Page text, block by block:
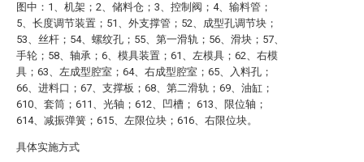
图中：1、机架；2、储料仓；3、控制阀；4、输料管；
5、长度调节装置；51、外支撑管；52、成型孔调节块；
53、丝杆；54、螺纹孔；55、第一滑轨；56、滑块；57、
手轮；58、轴承；6、模具装置；61、左模具；62、右模
具；63、左成型腔室；64、右成型腔室；65、入料孔；
66、进料口；67、支撑板；68、第二滑轨；69、油缸；
610、套筒；611、光轴；612、凹槽； 613、限位轴；
614、减振弹簧；615、左限位块；616、右限位块。
具体实施方式